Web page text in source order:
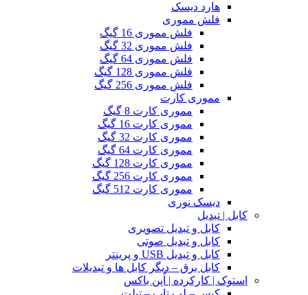
هارد دیسک
فلش مموری
فلش مموری 16 گیگ
فلش مموری 32 گیگ
فلش مموری 64 گیگ
فلش مموری 128 گیگ
فلش مموری 256 گیگ
مموری کارت
مموری کارت 8 گیگ
مموری کارت 16 گیگ
مموری کارت 32 گیگ
مموری کارت 64 گیگ
مموری کارت 128 گیگ
مموری کارت 256 گیگ
مموری کارت 512 گیگ
دیسک نوری
کابل | تبدیل
کابل و تبدیل تصویری
کابل و تبدیل صوتی
کابل و تبدیل USB و پرینتر
کابل برق – دیگر کابل ها و تبدیلات
استوک | کارکرده | اُپن باکس